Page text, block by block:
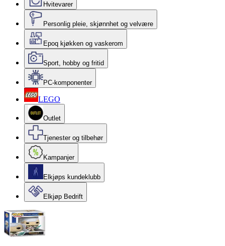
Hvitevarer
Personlig pleie, skjønnhet og velvære
Epoq kjøkken og vaskerom
Sport, hobby og fritid
PC-komponenter
LEGO
Outlet
Tjenester og tilbehør
Kampanjer
Elkjøps kundeklubb
Elkjøp Bedrift